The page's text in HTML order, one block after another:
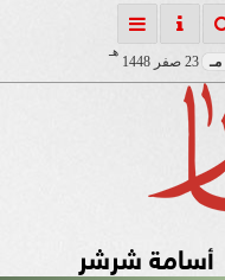
23 صفر 1448
هـ
أسامة شرشر